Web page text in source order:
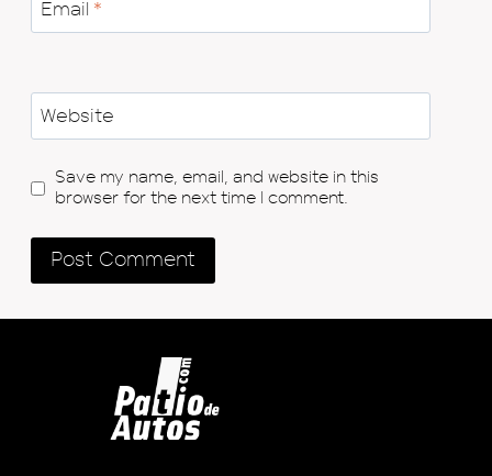
Email *
Website
Save my name, email, and website in this
browser for the next time I comment.